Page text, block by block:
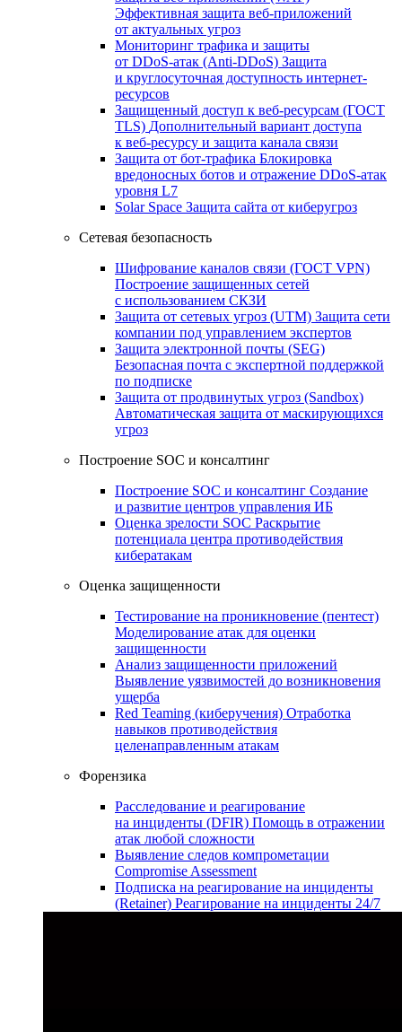
Эффективная защита веб-приложений
от актуальных угроз
Мониторинг трафика и защиты
от DDoS‑атак (Anti‑DDoS) Защита
и круглосуточная доступность интернет-
ресурсов
Защищенный доступ к веб-ресурсам (ГОСТ
TLS) Дополнительный вариант доступа
к веб‑ресурсу и защита канала связи
Защита от бот‑трафика Блокировка
вредоносных ботов и отражение DDoS‑атак
уровня L7
Solar Space Защита сайта от киберугроз
Сетевая безопасность
Шифрование каналов связи (ГОСТ VPN)
Построение защищенных сетей
с использованием СКЗИ
Защита от сетевых угроз (UTM) Защита сети
компании под управлением экспертов
Защита электронной почты (SEG)
Безопасная почта с экспертной поддержкой
по подписке
Защита от продвинутых угроз (Sandbox)
Автоматическая защита от маскирующихся
угроз
Построение SOC и консалтинг
Построение SOC и консалтинг Создание
и развитие центров управления ИБ
Оценка зрелости SOC Раскрытие
потенциала центра противодействия
кибератакам
Оценка защищенности
Тестирование на проникновение (пентест)
Моделирование атак для оценки
защищенности
Анализ защищенности приложений
Выявление уязвимостей до возникновения
ущерба
Red Teaming (киберучения) Отработка
навыков противодействия
целенаправленным атакам
Форензика
Расследование и реагирование
на инциденты (DFIR) Помощь в отражении
атак любой сложности
Выявление следов компрометации
Compromise Assessment
Подписка на реагирование на инциденты
(Retainer) Реагирование на инциденты 24/7